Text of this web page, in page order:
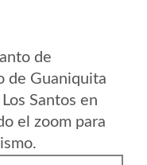
de
de Guaniquita
Santos en
el zoom para